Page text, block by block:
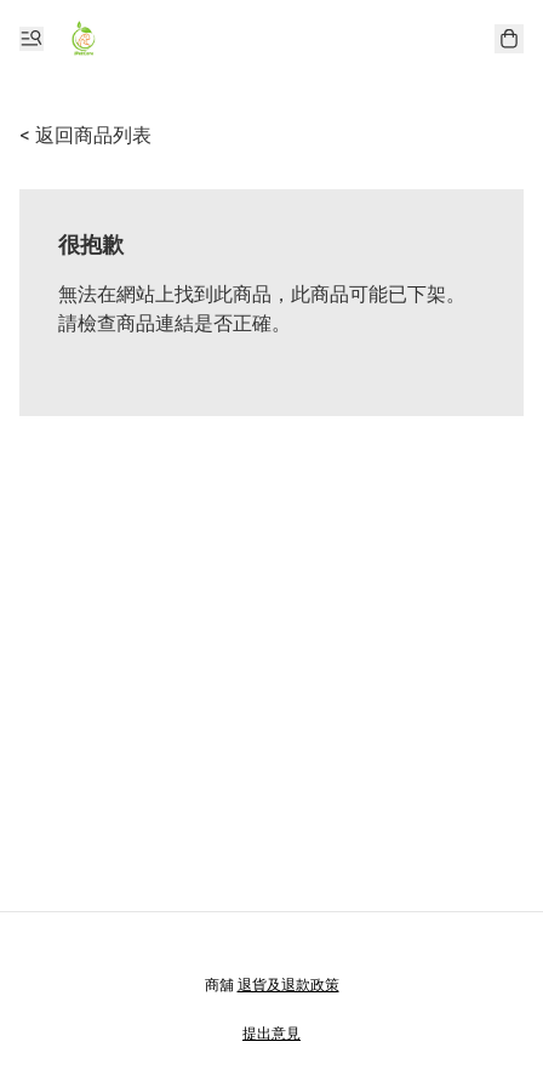
< 返回商品列表
很抱歉
無法在網站上找到此商品，此商品可能已下架。
請檢查商品連結是否正確。
商舖 退貨及退款政策
提出意見